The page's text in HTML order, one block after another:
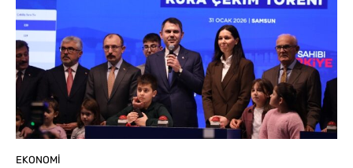
EKONOMI